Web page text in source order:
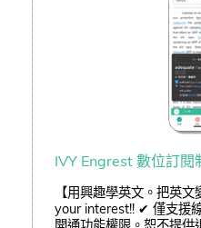
IVY Engrest 數位訂閱
【用興趣學英文。把英
your interest!! ✔ 僅支援